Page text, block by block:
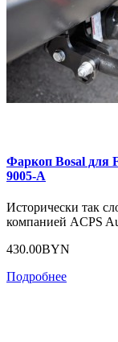
Фаркоп Bosal для
9005-A
Исторически так
компанией ACPS
430.00BYN
Подробнее